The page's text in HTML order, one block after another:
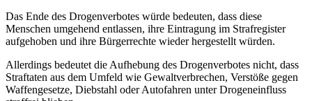
Das Ende des Drogenverbotes würde bedeuten, dass diese
Menschen umgehend entlassen, ihre Eintragung im Strafregister
aufgehoben und ihre Bürgerrechte wieder hergestellt würden.
Allerdings bedeutet die Aufhebung des Drogenverbotes nicht, dass
Straftaten aus dem Umfeld wie Gewaltverbrechen, Verstöße gegen
Waffengesetze, Diebstahl oder Autofahren unter Drogeneinfluss